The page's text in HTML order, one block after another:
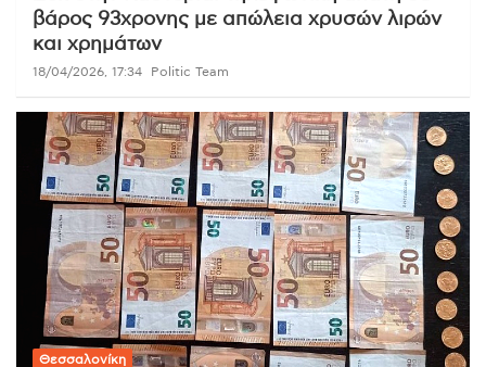
βάρος 93χρονης με απώλεια χρυσών λιρών
και χρημάτων
18/04/2026, 17:34 Politic Team
Θεσσαλονίκη